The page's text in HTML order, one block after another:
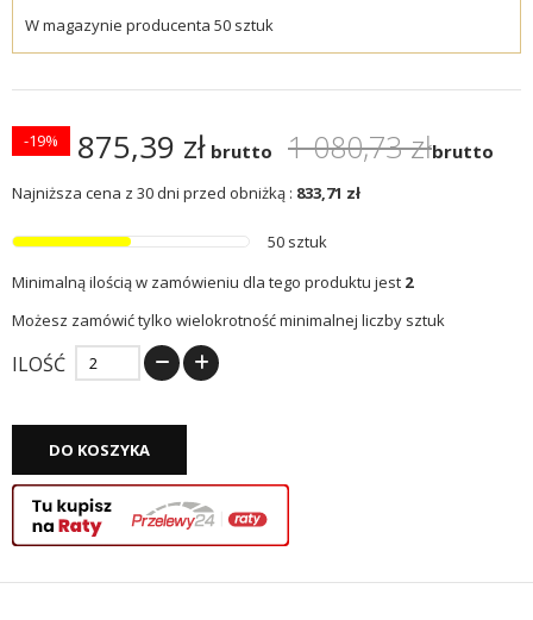
W magazynie producenta 50 sztuk
875,39 zł brutto 1 080,73 złbrutto
-19%
Najniższa cena z 30 dni przed obniżką : 833,71 zł
50 sztuk
Minimalną ilością w zamówieniu dla tego produktu jest 2
Możesz zamówić tylko wielokrotność minimalnej liczby sztuk
ILOŚĆ
DO KOSZYKA